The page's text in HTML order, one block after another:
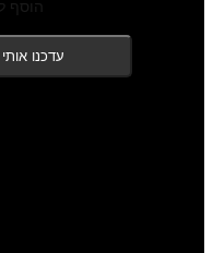
הוסף
עדכנו